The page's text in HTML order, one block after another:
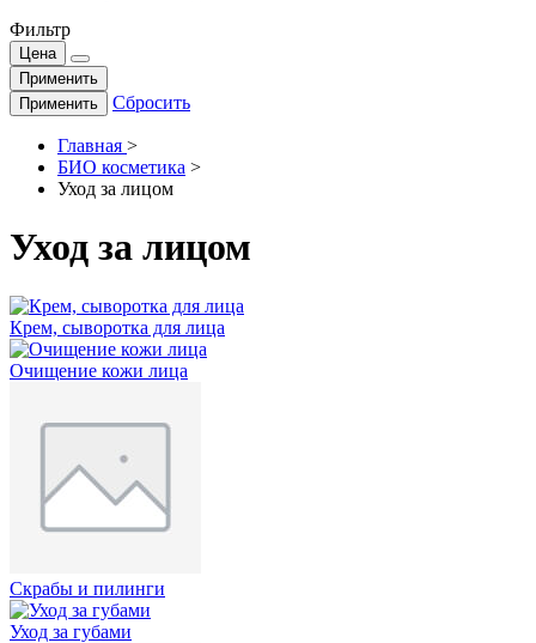
Фильтр
Цена
Применить
Применить
Сбросить
Главная >
БИО косметика >
Уход за лицом
Уход за лицом
Крем, сыворотка для лица
Очищение кожи лица
Скрабы и пилинги
Уход за губами